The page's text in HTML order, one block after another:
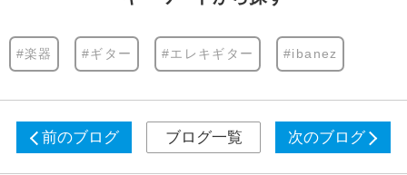
#楽器 #ギター #エレキギター #ibanez
前のブログ ブログ一覧 次のブログ